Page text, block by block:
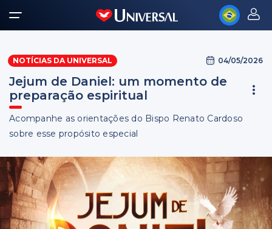
NOTÍCIAS DA UNIVERSAL 04/05/2026
Jejum de Daniel: um momento de
preparação espiritual
Acompanhe as orientações do Bispo Renato Cardoso
sobre esse propósito especial